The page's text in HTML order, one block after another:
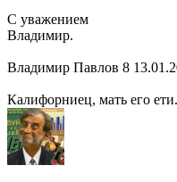
С уважением
Владимир.
Владимир Павлов 8
Калифорниец, мать его ети.